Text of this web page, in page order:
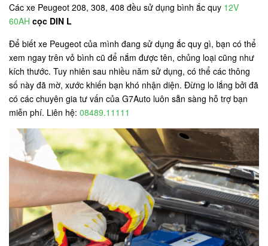
Các xe Peugeot 208, 308, 408 đều sử dụng bình ắc quy 12V
60AH cọc DIN L
Để biết xe Peugeot của mình đang sử dụng ắc quy gì, bạn có thể
xem ngay trên vỏ bình cũ để nắm được tên, chủng loại cũng như
kích thước. Tuy nhiên sau nhiều năm sử dụng, có thể các thông
số này đã mờ, xước khiến bạn khó nhận diện. Đừng lo lắng bởi đã
có các chuyên gia tư vấn của G7Auto luôn sẵn sàng hỗ trợ bạn
miễn phí. Liên hệ: 08489.11111